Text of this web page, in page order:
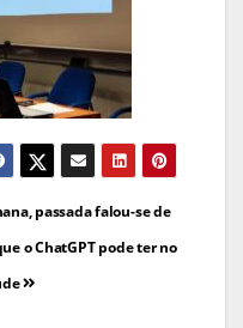
passada falou-se de
o ChatGPT pode ter no